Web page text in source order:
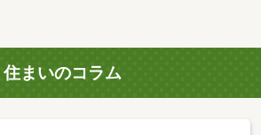
住まいのコラム